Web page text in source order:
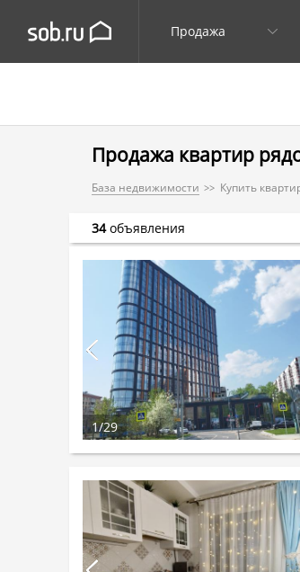
Продажа
Продажа квартир
База недвижимости Купить
1/29
34объявления